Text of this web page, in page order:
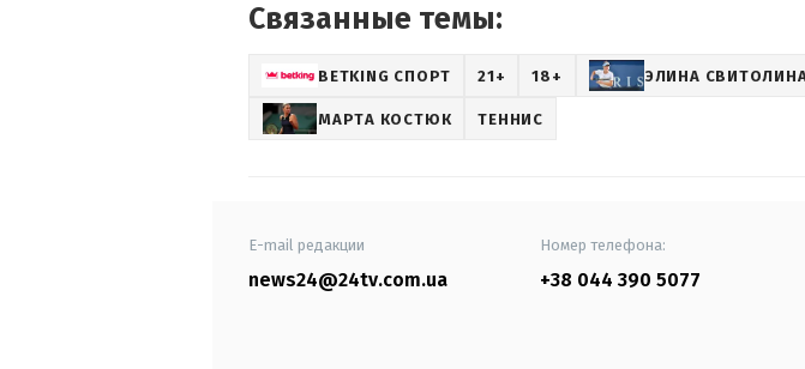
Связанные темы:
BETKING СПОРТ 21+ 18+ ЭЛИНА
МАРТА КОСТЮК ТЕННИС
E-mail редакции
news24@24tv.com.ua
Номер телефона:
+38 044 390 5077